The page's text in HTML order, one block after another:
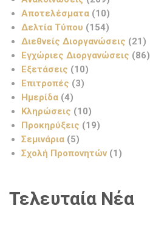
Αποτελέσματα (10)
Δελτία Τύπου (154)
Διεθνείς Διοργανώσεις (21)
Εγχώριες Διοργανώσεις (86)
Εξετάσεις (10)
Επιτροπές (3)
Ημερίδα (4)
Κληρώσεις (10)
Προκηρύξεις (19)
Σεμινάρια (5)
Σχολή Προπονητών (1)
Τελευταία Νέα